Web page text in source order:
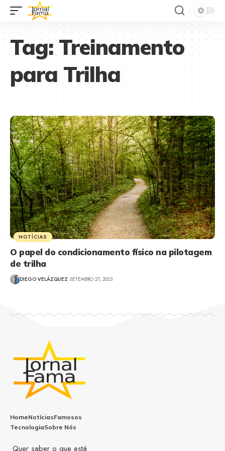
Tag:Treinamento
para Trilha
NOTÍCIAS
O papel do condicionamento físico na pilotagem
de trilha
DIEGO VELÁZQUEZ SETEMBRO 27, 2023
HomeNotíciasFamosos
TecnologiaSobre Nós
Quer saber o que está